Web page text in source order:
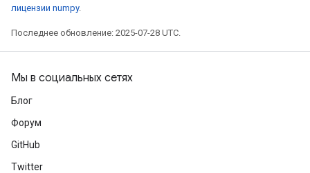
лицензии numpy.
Последнее обновление: 2025-07-28 UTC.
Мы в социальных сетях
Блог
Форум
GitHub
Twitter